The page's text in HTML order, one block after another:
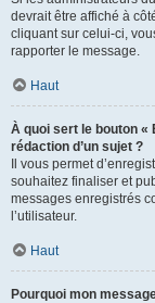
devrait être affiché à
cliquant sur celui-ci,
rapporter le message.
Haut
À quoi sert le bouton
rédaction d’un sujet ?
Il vous permet
souhaitez finaliser et
messages enregistrés
l’utilisateur.
Haut
Pourquoi mon